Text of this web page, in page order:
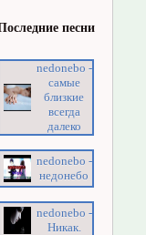
песни
nedonebo -
самые
близкие
всегда
далеко
nedonebo -
недонебо
nedonebo -
Никак.